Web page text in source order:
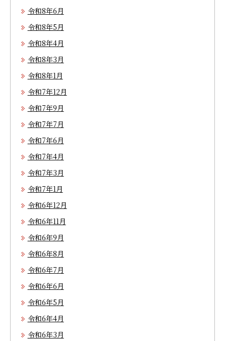
令和8年6月
令和8年5月
令和8年4月
令和8年3月
令和8年1月
令和7年12月
令和7年9月
令和7年7月
令和7年6月
令和7年4月
令和7年3月
令和7年1月
令和6年12月
令和6年11月
令和6年9月
令和6年8月
令和6年7月
令和6年6月
令和6年5月
令和6年4月
令和6年3月